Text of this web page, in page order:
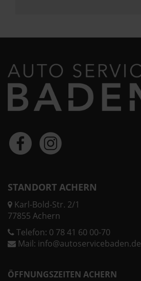
STANDORT ACHERN
Karl-Bold-Str. 2/1
77855 Achern
Telefon: 0 78 41 60 00-70
Mail: info@autoservicebaden.de
ÖFFNUNGSZEITEN ACHERN